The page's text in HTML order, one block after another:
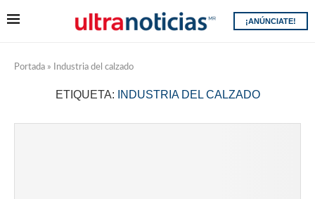
¡ANÚNCIATE!
Portada » Industria del calzado
ETIQUETA: INDUSTRIA DEL CALZADO